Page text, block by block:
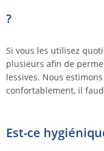
?
Si vous les utilisez
plusieurs afin de
lessives. Nous
confortablement, il
Est-ce